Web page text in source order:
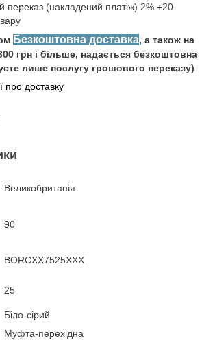
переказ (накладений платіж) 2% +20
Безкоштовна доставка, а також на
грн і більше, надається безкоштовна
лише послугу грошового переказу)
про доставку
Великобританія
90
BORCXX7525XXX
25
Біло-сірий
Муфта-перехідна